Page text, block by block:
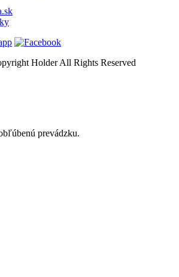
Holder All Rights Reserved
prevádzku.